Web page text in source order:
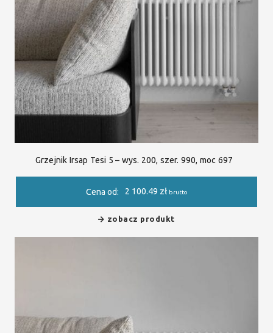
Grzejnik Irsap Tesi 5 – wys. 200, szer. 990, moc 697
Cena od: 2 100.49 zł brutto
zobacz produkt